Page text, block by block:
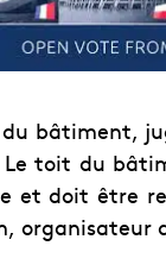
bâtiment,
toit du
doit être
organisateur